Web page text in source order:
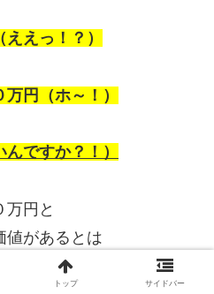
えっ！？）
円（ホ～！）
ですか？！）
万円と
値があるとは
トップ サイドバー